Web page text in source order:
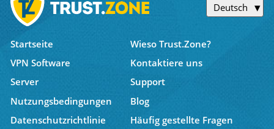
Deutsch
Startseite
Wieso Trust.Zone?
VPN Software
Kontaktiere uns
Server
Support
Nutzungsbedingungen
Blog
Datenschutzrichtlinie
Häufig gestellte Fragen